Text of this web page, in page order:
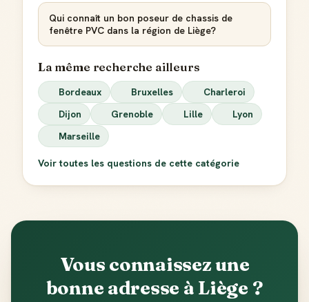
Qui connaît un bon poseur de chassis de
fenêtre PVC dans la région de Liège?
La même recherche ailleurs
Bordeaux Bruxelles
Charleroi
Dijon
Grenoble Lille
Lyon
Marseille
Voir toutes les questions de cette catégorie
Vous connaissez une
bonne adresse à Liège ?